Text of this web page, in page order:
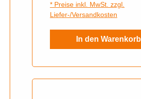
* Preise inkl. MwSt. zzgl.
Liefer-/Versandkosten
In den Warenkorb